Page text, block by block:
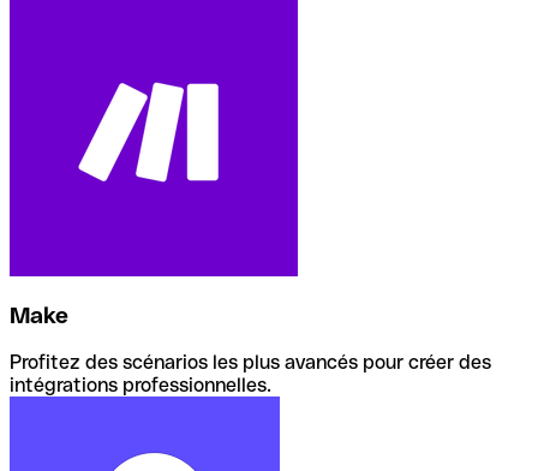
Make
Profitez des scénarios les plus avancés pour créer des
intégrations professionnelles.